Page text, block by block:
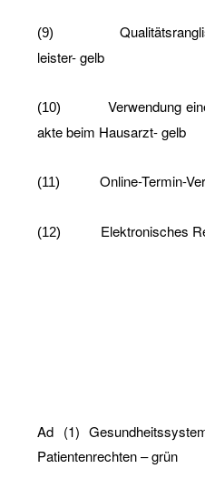
(9)
leis­ter- gelb
(10)
Ver­wen­dung einer
ak­te beim Haus­arzt- gelb
(11) On­line-Ter­min-
(12) Elek­tro­ni­sches
Ad (1)
Pa­ti­en­ten­rech­ten – grün